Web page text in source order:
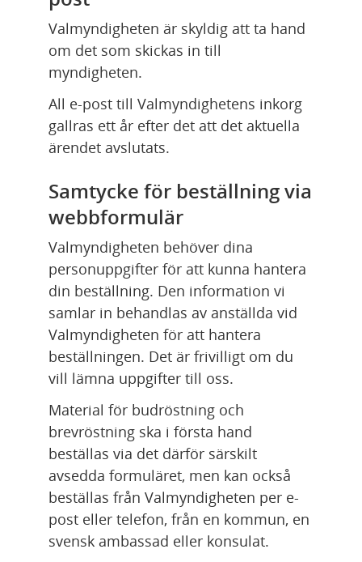
Valmyndigheten är skyldig att ta hand
om det som skickas in till
myndigheten.
All e-post till Valmyndighetens inkorg
gallras ett år efter det att det aktuella
ärendet avslutats.
Samtycke för beställning via
webbformulär
Valmyndigheten behöver dina
personuppgifter för att kunna hantera
din beställning. Den information vi
samlar in behandlas av anställda vid
Valmyndigheten för att hantera
beställningen. Det är frivilligt om du
vill lämna uppgifter till oss.
Material för budröstning och
brevröstning ska i första hand
beställas via det därför särskilt
avsedda formuläret, men kan också
beställas från Valmyndigheten per e-
post eller telefon, från en kommun, en
svensk ambassad eller konsulat.